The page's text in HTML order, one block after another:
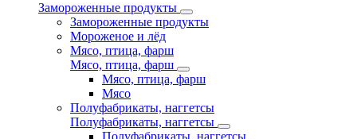
Замороженные продукты
Замороженные продукты
Мороженое и лёд
Мясо, птица, фарш
Мясо, птица, фарш
Мясо, птица, фарш
Мясо
Полуфабрикаты, наггетсы
Полуфабрикаты, наггетсы
Полуфабрикаты, наггетсы